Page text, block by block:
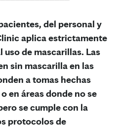
del personal y
aplica estrictamente
de mascarillas. Las
sin mascarilla en las
a tomas hechas
en áreas donde no se
se cumple con la
protocolos de